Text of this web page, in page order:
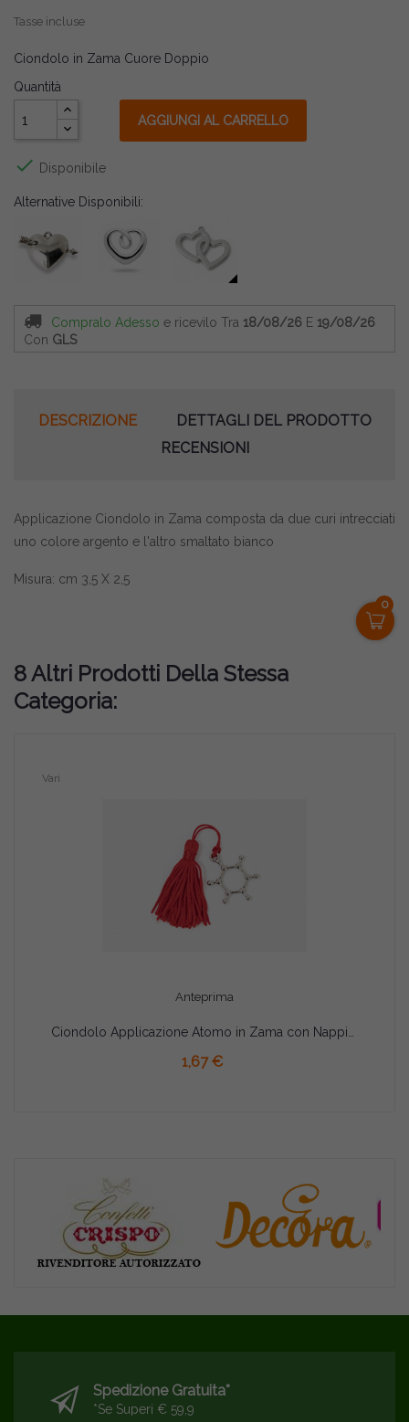
0
Tasse incluse
Ciondolo in Zama Cuore Doppio
Quantità
AGGIUNGI AL CARRELLO
 Disponibile
Alternative Disponibili:
Compralo Adesso e ricevilo Tra 18/08/26 E 19/08/26
Con GLS
DESCRIZIONE
DETTAGLI DEL PRODOTTO
RECENSIONI
Applicazione Ciondolo in Zama composta da due curi intrecciati
uno colore argento e l'altro smaltato bianco
Misura: cm 3,5 X 2,5
8 Altri Prodotti Della Stessa
Categoria:
Anteprima
Vari
1,67 €
Spedizione Gratuita*
*se Superi € 59,9